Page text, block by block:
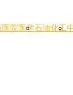
医院医学石油化工